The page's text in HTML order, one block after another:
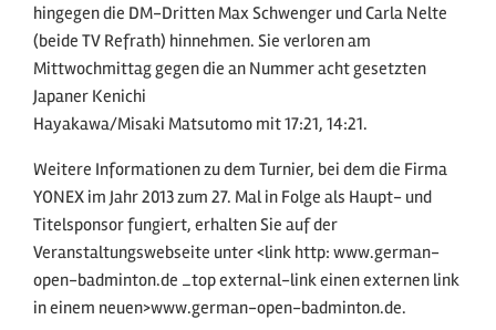
hingegen die DM-Dritten Max Schwenger und Carla Nelte
(beide TV Refrath) hinnehmen. Sie verloren am
Mittwochmittag gegen die an Nummer acht gesetzten
Japaner Kenichi
Hayakawa/Misaki Matsutomo mit 17:21, 14:21.
Weitere Informationen zu dem Turnier, bei dem die Firma
YONEX im Jahr 2013 zum 27. Mal in Folge als Haupt- und
Titelsponsor fungiert, erhalten Sie auf der
Veranstaltungswebseite unter <link http: www.german-
open-badminton.de _top external-link einen externen link
in einem neuen>www.german-open-badminton.de.